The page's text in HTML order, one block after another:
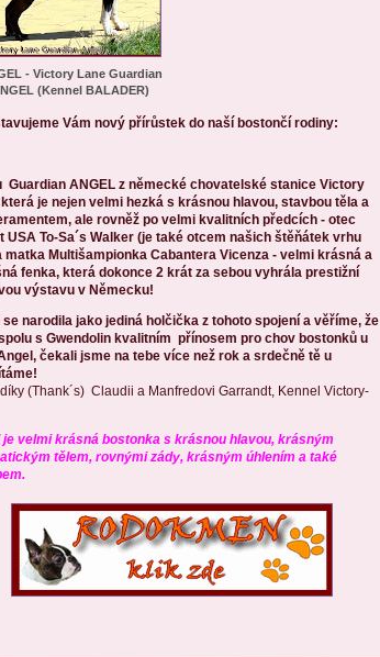
- Victory Lane Guardian
(Kennel BALADER)
Vám nový přírůstek do naší bostončí rodiny:
Guardian ANGEL z německé chovatelské stanice Victory
která je nejen velmi hezká s krásnou hlavou, stavbou těla a
ale rovněž po velmi kvalitních předcích - otec
USA To-Sa´s Walker (je také otcem našich štěňátek vrhu
matka Multišampionka Cabantera Vicenza - velmi krásná a
fenka, která dokonce 2 krát za sebou vyhrála prestižní
výstavu v Německu!
se narodila jako jediná holčička z tohoto spojení a věříme, že
s Gwendolin kvalitním přínosem pro chov bostonků u
čekali jsme na tebe více než rok a srdečně tě u
(Thank´s) Claudii a Manfredovi Garrandt, Kennel Victory-
je velmi krásná bostonka s krásnou hlavou, krásným
tělem, rovnými zády, krásným úhlením a také